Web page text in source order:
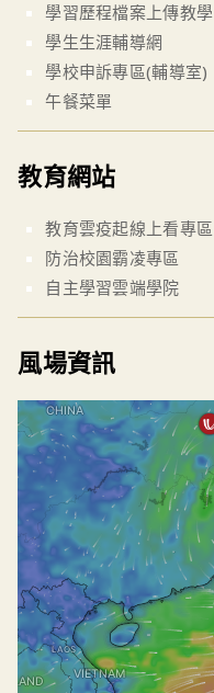
學習歷程檔案上傳教學
學生生涯輔導網
學校申訴專區(輔導室)
午餐菜單
教育網站
教育雲疫起線上看專區
防治校園霸凌專區
自主學習雲端學院
風場資訊